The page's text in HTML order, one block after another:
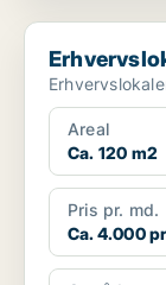
Erhvervslokaler i
Areal
Ca. 120 m2
Pris pr. md.
Ca. 4.000